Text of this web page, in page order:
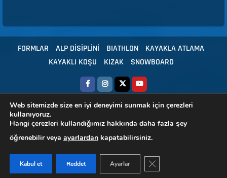
FORMLAR ALP DİSİPLİNİ BIATHLON
KAYAKLA ATLAMA
KAYAKLI KOŞU
KIZAK SNOWBOARD
Copyright © 2024 Tüm hakları Türkiye Kayak Federasyonu'na aittir.
HBS - Yazılım
Web sitemizde size en iyi deneyimi sunmak için çerezleri
kullanıyoruz.
Hangi çerezleri kullandığımız hakkında daha fazla şey
öğrenebilir veya ayarlardan kapatabilirsiniz.
Kabul et Reddet Ayarlar GDPR ÇEREZ